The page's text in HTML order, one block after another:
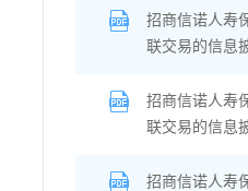
招商信诺人寿
联交易的信息
招商信诺人寿
联交易的信息
招商信诺人寿